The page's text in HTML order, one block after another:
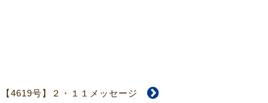
【4619号】２・１１メッセージ